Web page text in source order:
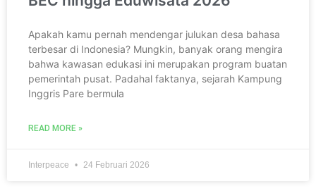
Apakah kamu pernah mendengar julukan desa bahasa
terbesar di Indonesia? Mungkin, banyak orang mengira
bahwa kawasan edukasi ini merupakan program buatan
pemerintah pusat. Padahal faktanya, sejarah Kampung
Inggris Pare bermula
READ MORE »
Interpeace 24 Februari 2026